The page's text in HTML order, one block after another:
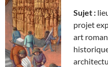
Sujet :
projet
art